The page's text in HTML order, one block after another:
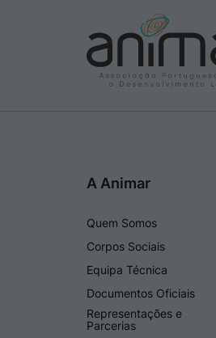
A Animar
Quem Somos
Corpos Sociais
Equipa Técnica
Documentos Oficiais
Representações e
Parcerias